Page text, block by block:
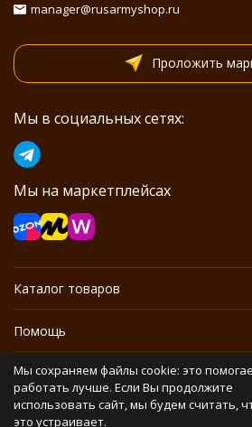
manager@rusarmyshop.ru
Проложить
Мы в социальных сетях:
Мы на маркетплейсах
Каталог товаров
Помощь
Информация
Мы сохраняем файлы cookie: это
работать лучше. Если Вы продолжите
использовать сайт, мы будем считать,
это устраивает.